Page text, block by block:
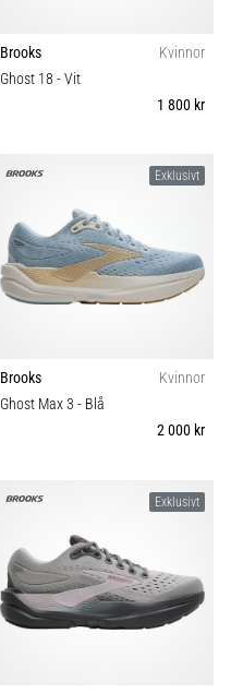
Brooks
Kvinnor
Ghost 18 - Vit
1 800 kr
Exklusivt
Brooks
Kvinnor
Ghost Max 3 - Blå
2 000 kr
Exklusivt